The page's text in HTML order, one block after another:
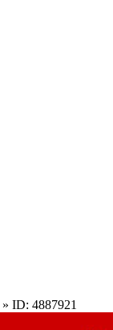
» ID: 4887921